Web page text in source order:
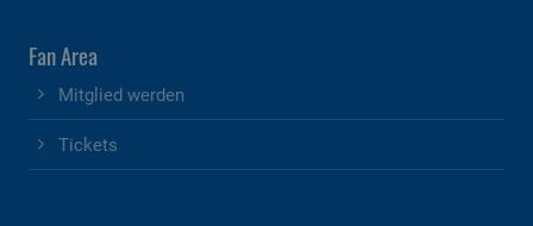
Fan Area
Mitglied werden
Tickets